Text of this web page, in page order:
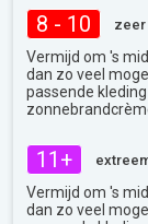
8 - 10 zeer
Vermijd om 's
dan zo veel
passende
11+
Vermijd om 's
dan zo veel